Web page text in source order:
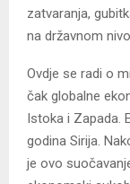
zatvaranja,
na državnom
Ovdje se radi o
čak globalne
Istoka i Zapada.
godina Sirija.
je ovo